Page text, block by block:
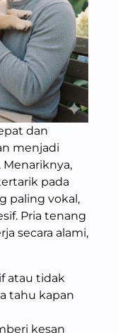
dan
menjadi
pada
paling vokal,
Pria tenang
secara alami,
atau tidak
tahu kapan
kesan